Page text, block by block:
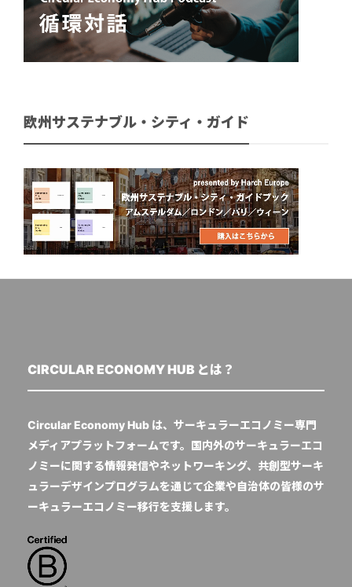
欧州サステナブル・シティ・ガイド
CIRCULAR ECONOMY HUB とは？
Circular Economy Hub は、サーキュラーエコノミー専門
メディアプラットフォームです。国内外のサーキュラーエコ
ノミーに関する情報発信やネットワーキング、共創型サーキ
ュラーデザインプログラムを通じて企業や自治体の皆様のサ
ーキュラーエコノミー移行を支援します。